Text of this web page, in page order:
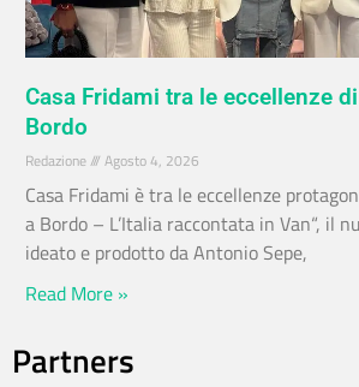
Casa Fridami tra le eccellenze
Bordo
Redazione Agosto 4, 2026
Casa Fridami è tra le eccellenze
a Bordo – L’Italia raccontata in Van“, il
ideato e prodotto da Antonio Sepe,
Read More »
Partners